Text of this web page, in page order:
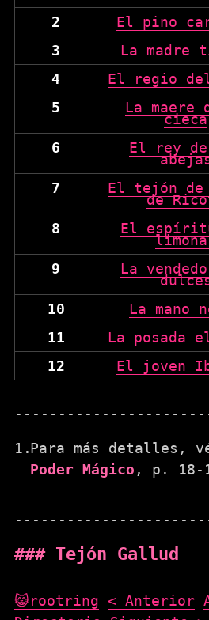
2
El pino
3
La madre
4
El regio
5
La maere
cieca
6
El rey
7
El tejón
de
8
El
9
La
10
La mano
11
La posada
12
El joven
Para más detalles,
Poder Mágico , p. 18-
Tejón Gallud
😸rootring < Anterior